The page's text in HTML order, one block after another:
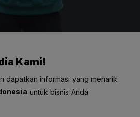
Kami!
dapatkan informasi yang menarik
untuk bisnis Anda.